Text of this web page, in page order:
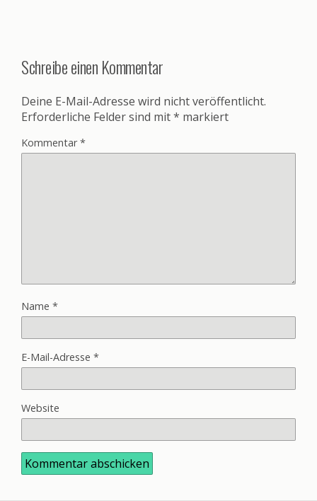
Schreibe einen Kommentar
Deine E-Mail-Adresse wird nicht veröffentlicht.
Erforderliche Felder sind mit* markiert
Kommentar*
Name *
E-Mail-Adresse *
Website